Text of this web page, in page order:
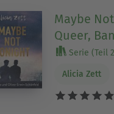
Maybe
Queer,
Serie (Teil
Alicia Zett